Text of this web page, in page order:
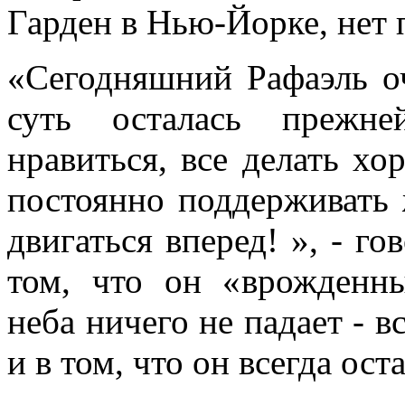
Гарден в Нью-Йорке, нет
«Сегодняшний Рафаэль
суть осталась
нравиться, все делать
постоянно
двигаться вперед! », -
том, что он
неба ничего не падает -
и в том, что он всегда